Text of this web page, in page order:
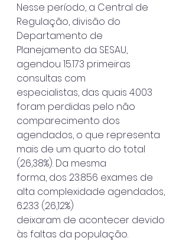
Nesse período, a Central de
Regulação, divisão do
Departamento de
Planejamento da SESAU,
agendou 15.173 primeiras
consultas com
especialistas, das quais 4.003
foram perdidas pelo não
comparecimento dos
agendados, o que representa
mais de um quarto do total
(26,38%). Da mesma
forma, dos 23.856 exames de
alta complexidade agendados,
6.233 (26,12%)
deixaram de acontecer devido
às faltas da população.